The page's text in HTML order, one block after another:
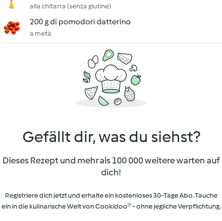
alla chitarra (senza glutine)
200 g di pomodori datterino
a metà
Gefällt dir, was du siehst?
Dieses Rezept und mehr als 100 000 weitere warten auf
dich!
Registriere dich jetzt und erhalte ein kostenloses 30-Tage Abo. Tauche
ein in die kulinarische Welt von Cookidoo® - ohne jegliche Verpflichtung.